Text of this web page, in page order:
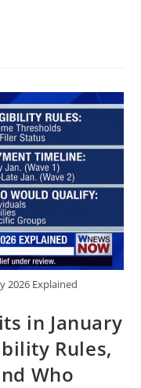
2026 Explained
in January
Rules,
Who